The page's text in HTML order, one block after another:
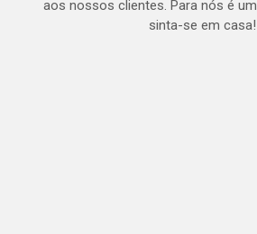
aos nossos clientes. Para nós é
sinta-se em casa!